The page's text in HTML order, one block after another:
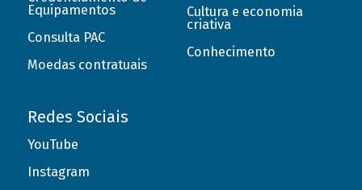
Equipamentos
Consulta PAC
Moedas contratuais
Cultura e economia
criativa
Conhecimento
Redes Sociais
YouTube
Instagram